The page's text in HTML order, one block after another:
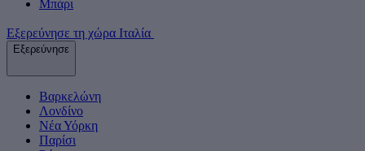
Μπάρι
Εξερεύνησε τη χώρα Ιταλία
Εξερεύνησε
Βαρκελώνη
Λονδίνο
Νέα Υόρκη
Παρίσι